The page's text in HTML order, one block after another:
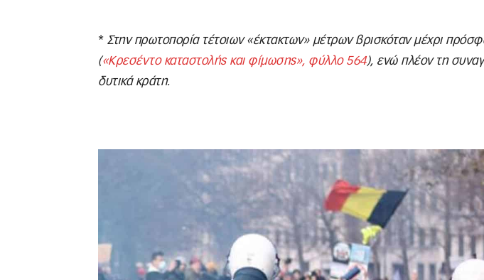
* Στην πρωτοπορία τέτοιων «έκτακτων» μέτρων βρισκόταν μέχρι
(«Κρεσέντο καταστολής και φίμωσης», φύλλο 564), ενώ πλέον τη
δυτικά κράτη.